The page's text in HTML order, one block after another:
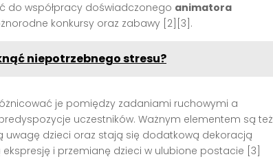
do współpracy doświadczonego animatora
konkursy oraz zabawy [2][3].
niepotrzebnego stresu?
je pomiędzy zadaniami ruchowymi a
uczestników. Ważnym elementem są też
uwagę dzieci oraz stają się dodatkową dekoracją
i przemianę dzieci w ulubione postacie [3]